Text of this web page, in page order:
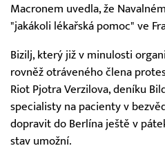
Macronem uvedla, že
"jakákoli lékařská pomoc" ve
Bizilj, který již v minulosti
rovněž otráveného člena
Riot Pjotra Verzilova, deníku
specialisty na pacienty v
dopravit do Berlína ještě v
stav umožní.